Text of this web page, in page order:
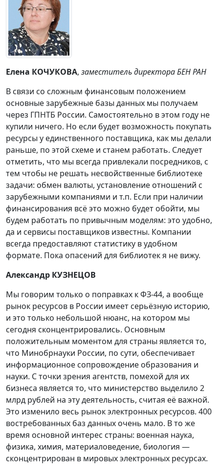
Елена КОЧУКОВА, заместитель директора БЕН РАН
В связи со сложным финансовым положением
основные зарубежные базы данных мы получаем
через ГПНТБ России. Самостоятельно в этом году не
купили ничего. Но если будет возможность покупать
ресурсы у единственного поставщика, как мы делали
раньше, по этой схеме и станем работать. Следует
отметить, что мы всегда привлекали посредников, с
тем чтобы не решать несвойственные библиотеке
задачи: обмен валюты, установление отношений с
зарубежными компаниями и т.п. Если при наличии
финансирования всё это можно будет обойти, мы
будем работать по привычным моделям: это удобно,
да и сервисы поставщиков известны. Компании
всегда предоставляют статистику в удобном
формате. Пока опасений для библиотек я не вижу.
Александр КУЗНЕЦОВ
Мы говорим только о поправках к ФЗ-44, а вообще
рынок ресурсов в России имеет серьёзную историю,
и это только небольшой нюанс, на котором мы
сегодня сконцентрировались. Основным
положительным моментом для страны является то,
что Минобрнауки России, по сути, обеспечивает
информационное сопровождение образования и
науки. С точки зрения агентств, помехой для их
бизнеса является то, что министерство выделило 2
млрд рублей на эту деятельность, считая её важной.
Это изменило весь рынок электронных ресурсов. 400
востребованных баз данных очень мало. В то же
время основной интерес страны: военная наука,
физика, химия, материаловедение, биология —
сконцентрирован в мировых электронных ресурсах.